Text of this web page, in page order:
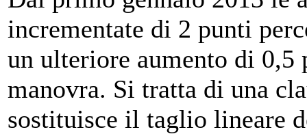
incrementate di 2 punti
un ulteriore aumento di 0,5
manovra. Si tratta di una
sostituisce il taglio lineare